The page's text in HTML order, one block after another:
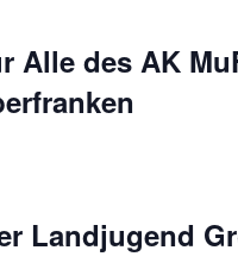
Alle des AK
Landjugend